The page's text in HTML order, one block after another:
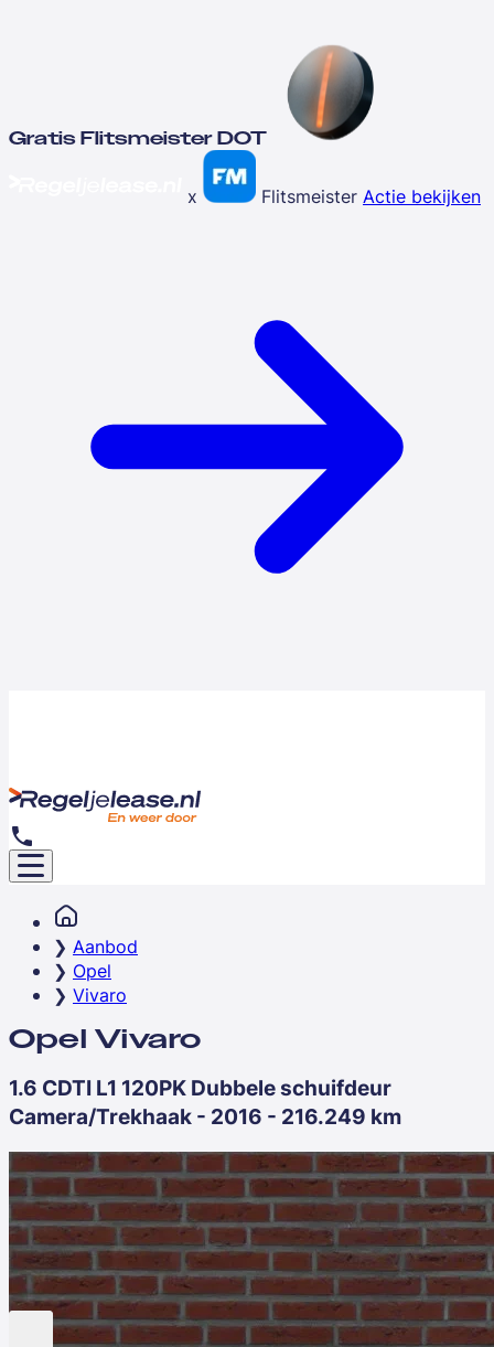
Gratis Flitsmeister DOT
x Flitsmeister Actie bekijken
Aanbod
Opel
Vivaro
Opel Vivaro
1.6 CDTI L1 120PK Dubbele schuifdeur
Camera/Trekhaak - 2016 - 216.249 km